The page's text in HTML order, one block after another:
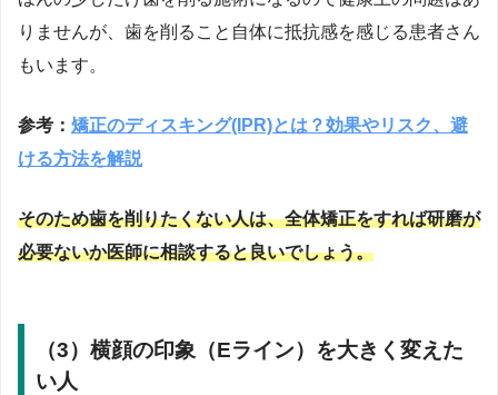
りませんが、歯を削ること自体に抵抗感を感じる患者さん
もいます。
参考： 矯正のディスキング(IPR)とは？効果やリスク、避
ける方法を解説
そのため歯を削りたくない人は、全体矯正をすれば研磨が
必要ないか医師に相談すると良いでしょう。
（3）横顔の印象（Eライン）を大きく変えた
い人